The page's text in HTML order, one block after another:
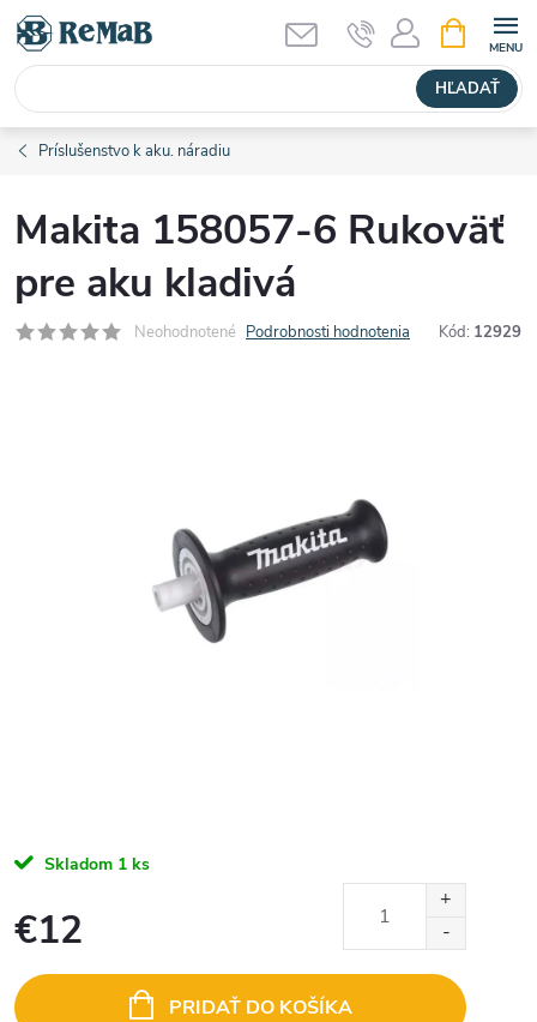
Prejsť
obsah
HĽADAŤ
KOŠÍK
Príslušenstvo k aku. náradiu
Makita 158057-6 Rukoväť
pre aku kladivá
Neohodnotené Podrobnosti hodnotenia Kód: 12929
Skladom 1 ks
€12
cena:
PRIDAŤ DO KOŠÍKA